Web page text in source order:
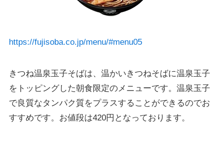
https://fujisoba.co.jp/menu/#menu05
きつね温泉玉子そばは、温かいきつねそばに温泉玉子
をトッピングした朝食限定のメニューです。温泉玉子
で良質なタンパク質をプラスすることができるのでお
すすめです。お値段は420円となっております。